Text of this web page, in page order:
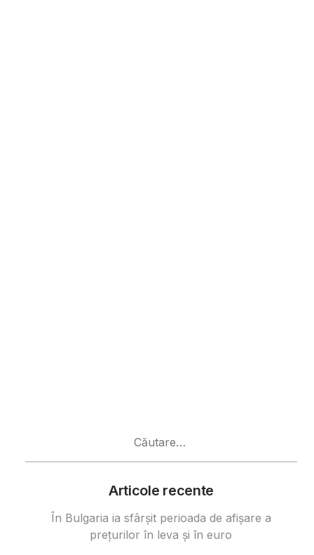
Articole recente
În Bulgaria ia sfârşit perioada de afișare a
prețurilor în ​​leva și în euro